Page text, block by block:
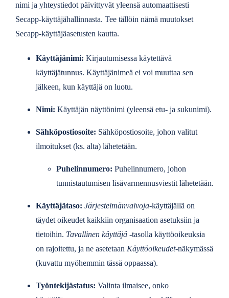
nimi ja yhteystiedot päivittyvät yleensä automaattisesti
Secapp-käyttäjähallinnasta. Tee tällöin nämä muutokset
Secapp-käyttäjäasetusten kautta.
Käyttäjänimi: Kirjautumisessa käytettävä
käyttäjätunnus. Käyttäjänimeä ei voi muuttaa sen
jälkeen, kun käyttäjä on luotu.
Nimi: Käyttäjän näyttönimi (yleensä etu- ja sukunimi).
Sähköpostiosoite: Sähköpostiosoite, johon valitut
ilmoitukset (ks. alta) lähetetään.
Puhelinnumero: Puhelinnumero, johon
tunnistautumisen lisävarmennusviestit lähetetään.
Käyttäjätaso: Järjestelmänvalvoja-käyttäjällä on
täydet oikeudet kaikkiin organisaation asetuksiin ja
tietoihin. Tavallinen käyttäjä-tasolla käyttöoikeuksia
on rajoitettu, ja ne asetetaan Käyttöoikeudet-näkymässä
(kuvattu myöhemmin tässä oppaassa).
Työntekijästatus: Valinta ilmaisee, onko